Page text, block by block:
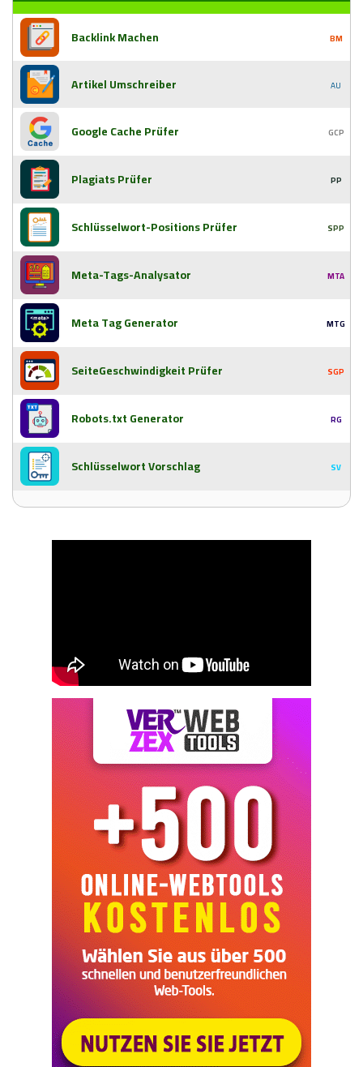
Backlink Machen BM
Artikel Umschreiber AU
Google Cache Prüfer GCP
Plagiats Prüfer PP
Schlüsselwort-Positions Prüfer SPP
Meta-Tags-Analysator MTA
Meta Tag Generator MTG
SeiteGeschwindigkeit Prüfer SGP
Robots.txt Generator RG
Schlüsselwort Vorschlag SV